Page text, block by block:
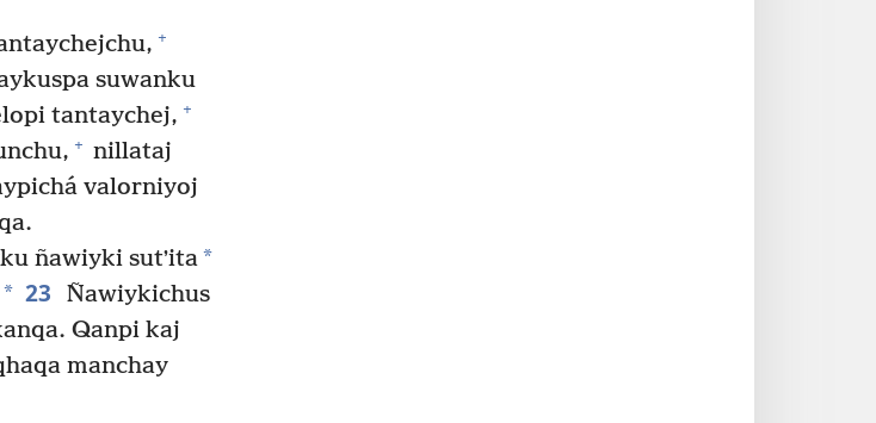
+
suwanku
tantaychej, +
+ nillataj
valorniyoj
ñawiyki sutʼita*
* 23
Ñawiykichus
Qanpi kaj
manchay